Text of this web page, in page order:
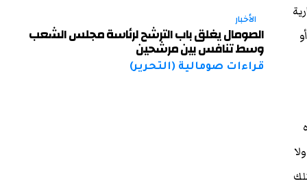
الأخبار
الصومال يغلق باب الترشح لرئاسة مجلس الشعب
وسط تنافس بين مرشحين
قراءات صومالية (التحرير)